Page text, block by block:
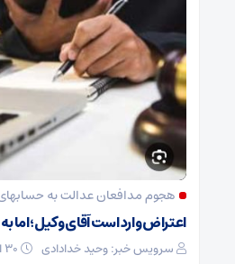
هجوم مدافعان عدالت به
اعتراض وارد است آقای وکیل؛ اما
سرویس خبر: وحید خدادادی